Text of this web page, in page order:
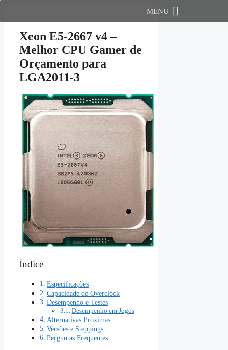
conteúdo
MENU
Xeon E5-2667 v4 –
Melhor CPU Gamer de
Orçamento para
LGA2011-3
Índice
Especificações
Capacidade de Overclock
Desempenho e Testes
Desempenho em Jogos
Alternativas Próximas
Versões e Steppings
Perguntas Frequentes